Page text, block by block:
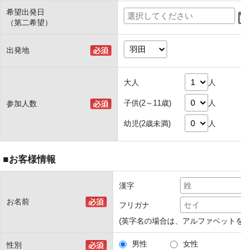
希望出発日
（第二希望）
出発地
参加人数
大人 人
子供(2～11歳) 人
幼児(2歳未満) 人
■お客様情報
お名前
漢字
フリガナ
(英字名の場合は、アルファベット
性別 男性 女性